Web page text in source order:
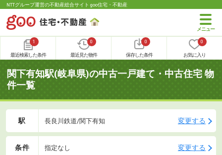
NTTグループ運営の不動産総合サイト goo住宅・不動産
1
最近検索した条件
0
最近見た物件
0
保存した条件
0
お気に入り
関下有知駅(岐阜県)の中古一戸建て・中古住宅 物
件一覧
駅 長良川鉄道/関下有知 変更する
条件 指定なし 変更する